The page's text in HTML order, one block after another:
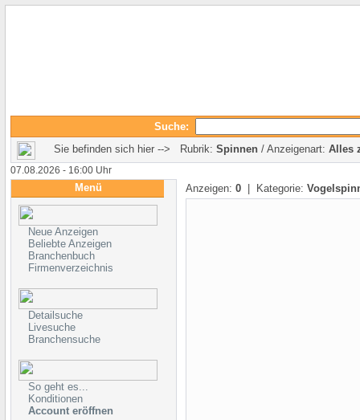
Suche:
Sie befinden sich hier --> Rubrik: Spinnen / Anzeigenart: Alles
07.08.2026 - 16:00 Uhr
Menü
Neue Anzeigen
Beliebte Anzeigen
Branchenbuch
Firmenverzeichnis
Detailsuche
Livesuche
Branchensuche
So geht es...
Konditionen
Account eröffnen
Anzeigen: 0 | Kategorie: